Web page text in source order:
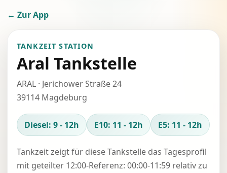
← Zur App
TANKZEIT STATION
Aral Tankstelle
ARAL · Jerichower Straße 24
39114 Magdeburg
Diesel: 9 - 12h E10: 11 - 12h E5: 11 - 12h
Tankzeit zeigt für diese Tankstelle das Tagesprofil
mit geteilter 12:00-Referenz: 00:00-11:59 relativ zu